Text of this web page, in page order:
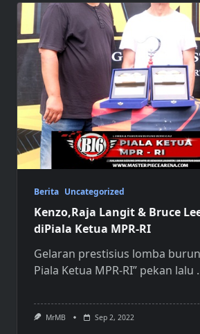
Berita Uncategorized
Kenzo,Raja Langit & Bruce
diPiala Ketua MPR-RI
Gelaran prestisius lomba
Piala Ketua MPR-RI” pekan lalu
MrMB Sep 2, 2022